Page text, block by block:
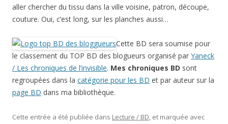
aller chercher du tissu dans la ville voisine, patron, découpe,
couture. Oui, c’est long, sur les planches aussi…
Cette BD sera soumise pour
le classement du TOP BD des blogueurs organisé par Yaneck
/ Les chroniques de l’invisible. Mes chroniques BD sont
regroupées dans la catégorie pour les BD et par auteur sur la
page BD dans ma bibliothèque.
Cette entrée a été publiée dans Lecture / BD, et marquée avec